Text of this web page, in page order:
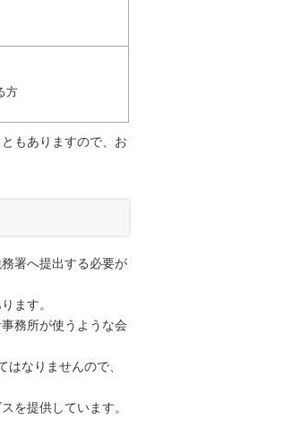
方
もありますので、お
署へ提出する必要が
ます。
務所が使うような会
なりませんので、
を提供しています。